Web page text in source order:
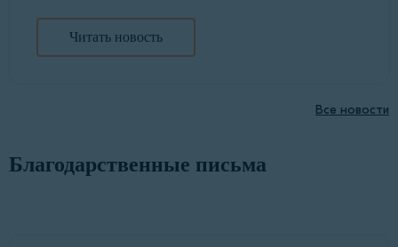
Читать новость
Все новости
Благодарственные письма